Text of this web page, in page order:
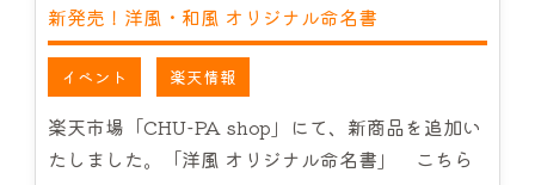
新発売！洋風・和風 オリジナル命名書
イベント 楽天情報
楽天市場「CHU-PA shop」にて、新商品を追加い
たしました。「洋風 オリジナル命名書」 こちら